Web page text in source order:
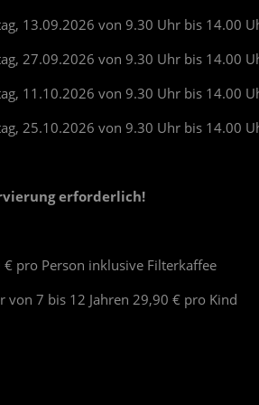
13.09.2026 von 9.30 Uhr bis 14.00
27.09.2026 von 9.30 Uhr bis 14.00
11.10.2026 von 9.30 Uhr bis 14.00
25.10.2026 von 9.30 Uhr bis 14.00
erforderlich!
€ pro Person inklusive Filterkaffee
von 7 bis 12 Jahren 29,90 € pro Kind